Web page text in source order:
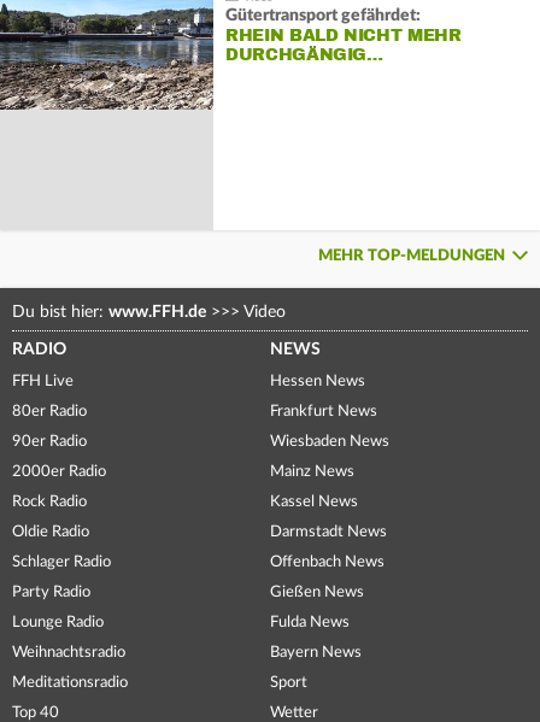
Gütertransport gefährdet:
RHEIN BALD NICHT MEHR
DURCHGÄNGIG…
MEHR TOP-MELDUNGEN
Du bist hier: www.FFH.de >>> Video
RADIO
FFH Live
80er Radio
90er Radio
2000er Radio
Rock Radio
Oldie Radio
Schlager Radio
Party Radio
Lounge Radio
Weihnachtsradio
Meditationsradio
Top 40
NEWS
Hessen News
Frankfurt News
Wiesbaden News
Mainz News
Kassel News
Darmstadt News
Offenbach News
Gießen News
Fulda News
Bayern News
Sport
Wetter